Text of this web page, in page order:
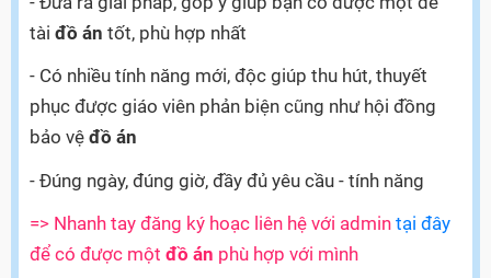
tài đồ án tốt, phù hợp nhất
- Có nhiều tính năng mới, độc giúp thu hút, thuyết
phục được giáo viên phản biện cũng như hội đồng
bảo vệ đồ án
- Đúng ngày, đúng giờ, đầy đủ yêu cầu - tính năng
=> Nhanh tay đăng ký hoạc liên hệ với admin tại đây
để có được một đồ án phù hợp với mình